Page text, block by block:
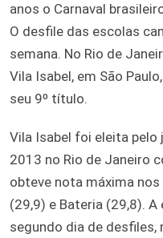
anos o Carnaval
O desfile das escolas
semana. No Rio de
Vila Isabel, em São
seu 9º título.
Vila Isabel foi eleita pelo
2013 no Rio de Janeiro
obteve nota máxima
(29,9) e Bateria (29,8).
segundo dia de